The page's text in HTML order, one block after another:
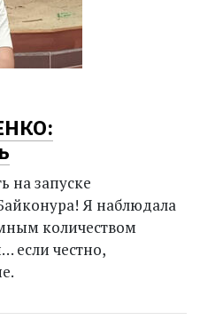
на запуске
Я наблюдала
количеством
если честно,